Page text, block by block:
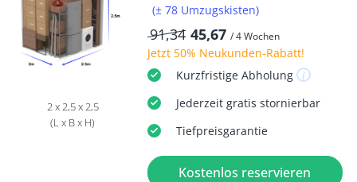
2 x 2,5 x 2,5
(L x B x H)
(± 78 Umzugskisten)
91,34 45,67 / 4 Wochen
Jetzt 50% Neukunden-Rabatt!
KurzfristigeAbholung
Jederzeit gratis stornierbar
Tiefpreisgarantie
Kostenlos reservieren